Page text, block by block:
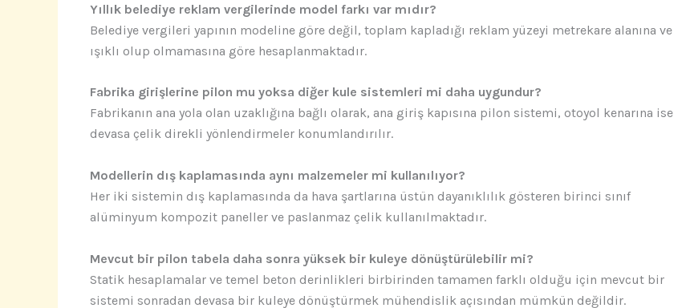
Yıllık belediye reklam vergilerinde model farkı var mıdır?
Belediye vergileri yapının modeline göre değil, toplam kapladığı reklam yüzeyi metrekare alanına ve
ışıklı olup olmamasına göre hesaplanmaktadır.
Fabrika girişlerine pilon mu yoksa diğer kule sistemleri mi daha uygundur?
Fabrikanın ana yola olan uzaklığına bağlı olarak, ana giriş kapısına pilon sistemi, otoyol kenarına ise
devasa çelik direkli yönlendirmeler konumlandırılır.
Modellerin dış kaplamasında aynı malzemeler mi kullanılıyor?
Her iki sistemin dış kaplamasında da hava şartlarına üstün dayanıklılık gösteren birinci sınıf
alüminyum kompozit paneller ve paslanmaz çelik kullanılmaktadır.
Mevcut bir pilon tabela daha sonra yüksek bir kuleye dönüştürülebilir mi?
Statik hesaplamalar ve temel beton derinlikleri birbirinden tamamen farklı olduğu için mevcut bir
sistemi sonradan devasa bir kuleye dönüştürmek mühendislik açısından mümkün değildir.